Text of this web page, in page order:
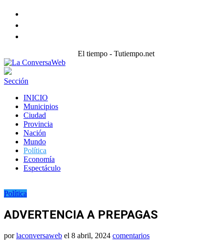
El tiempo - Tutiempo.net
Sección
INICIO
Municipios
Ciudad
Provincia
Nación
Mundo
Política
Economía
Espectáculo
Política
ADVERTENCIA A PREPAGAS
porlaconversaweb el 8 abril, 2024 comentarios